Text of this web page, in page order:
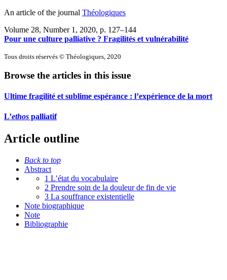
An article of the journal Théologiques
Volume 28, Number 1, 2020, p. 127–144
Pour une culture palliative ? Fragilités et vulnérabilité
Tous droits réservés © Théologiques, 2020
Browse the articles in this issue
Ultime fragilité et sublime espérance : l’expérience de la mort
L’ethos palliatif
Article outline
Back to top
Abstract
1 L’état du vocabulaire
2 Prendre soin de la douleur de fin de vie
3 La souffrance existentielle
Note biographique
Note
Bibliographie